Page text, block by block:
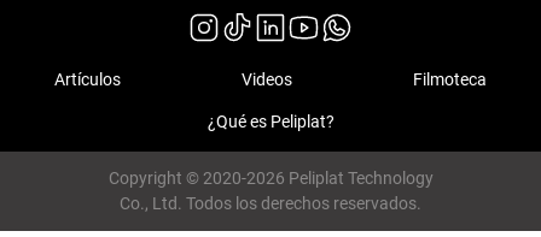
Artículos Videos Filmoteca
¿Qué es Peliplat?
Copyright © 2020-2026 Peliplat Technology
Co., Ltd. Todos los derechos reservados.